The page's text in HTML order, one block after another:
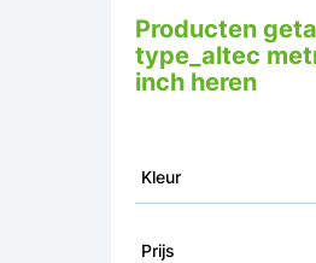
Producten
type_altec
inch heren
Kleur
Prijs